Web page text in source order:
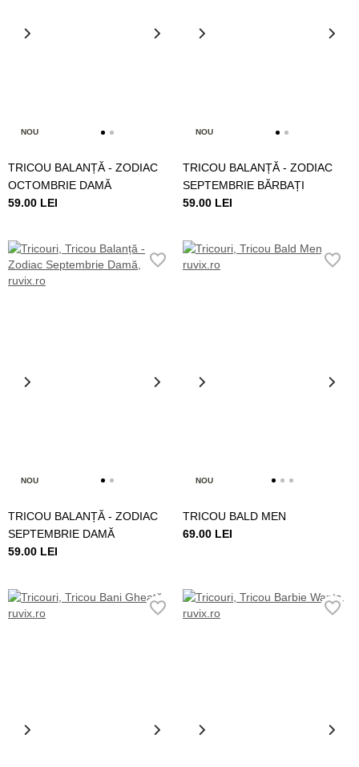
NOU
TRICOU BALANȚĂ - ZODIAC
OCTOMBRIE DAMĂ
59.00 LEI
NOU
TRICOU BALANȚĂ - ZODIAC
SEPTEMBRIE BĂRBAȚI
59.00 LEI
NOU
TRICOU BALANȚĂ - ZODIAC
SEPTEMBRIE DAMĂ
59.00 LEI
NOU
TRICOU BALD MEN
69.00 LEI